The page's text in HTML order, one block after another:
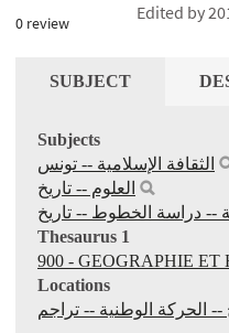
0 review
Edited by
SUBJECT
Subjects
الثقافة الإسلامية‏ -- ‏تونس
العلوم -- تاريخ
-- ‏دراسة الخطوط‏ -- ‏تاريخ
Thesaurus 1
900 - GEOGRAPHIE ET
Locations
الحركة الوطنية -- تراجم